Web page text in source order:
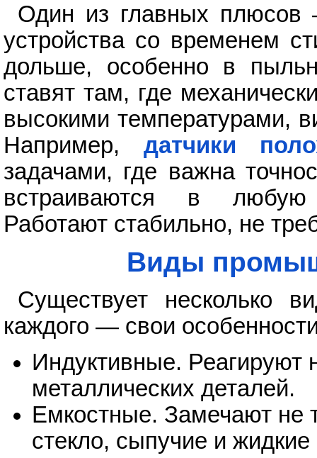
Один из главных плюсов
устройства со временем
дольше, особенно в
ставят там, где
высокими температурами,
Например, датчики
задачами, где важна
встраиваются в любую
Работают стабильно, не
Виды
Существует несколько
каждого — свои
Индуктивные. Реагируют
металлических деталей.
Емкостные. Замечают не
стекло, сыпучие и